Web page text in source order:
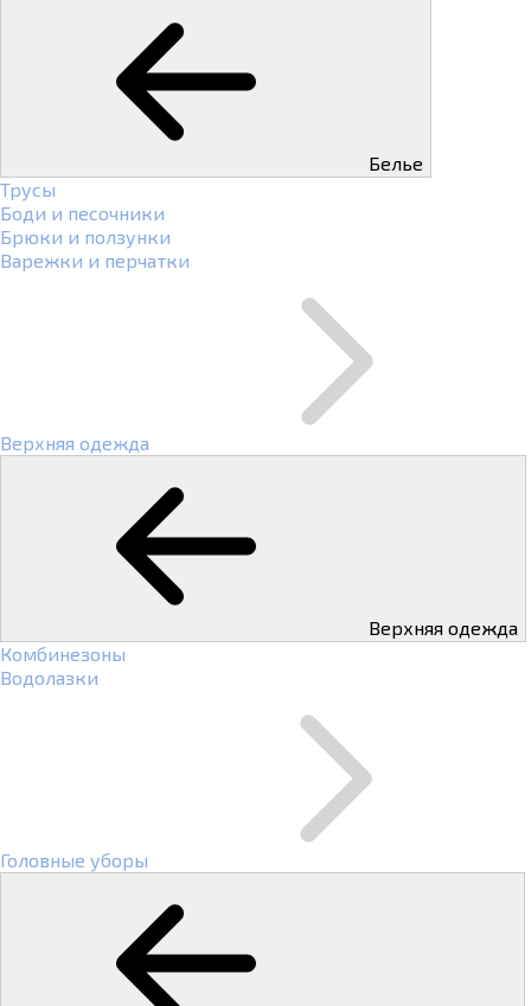
Белье
Трусы
Боди и песочники
Брюки и ползунки
Варежки и перчатки
Верхняя одежда
Верхняя одежда
Комбинезоны
Водолазки
Головные уборы